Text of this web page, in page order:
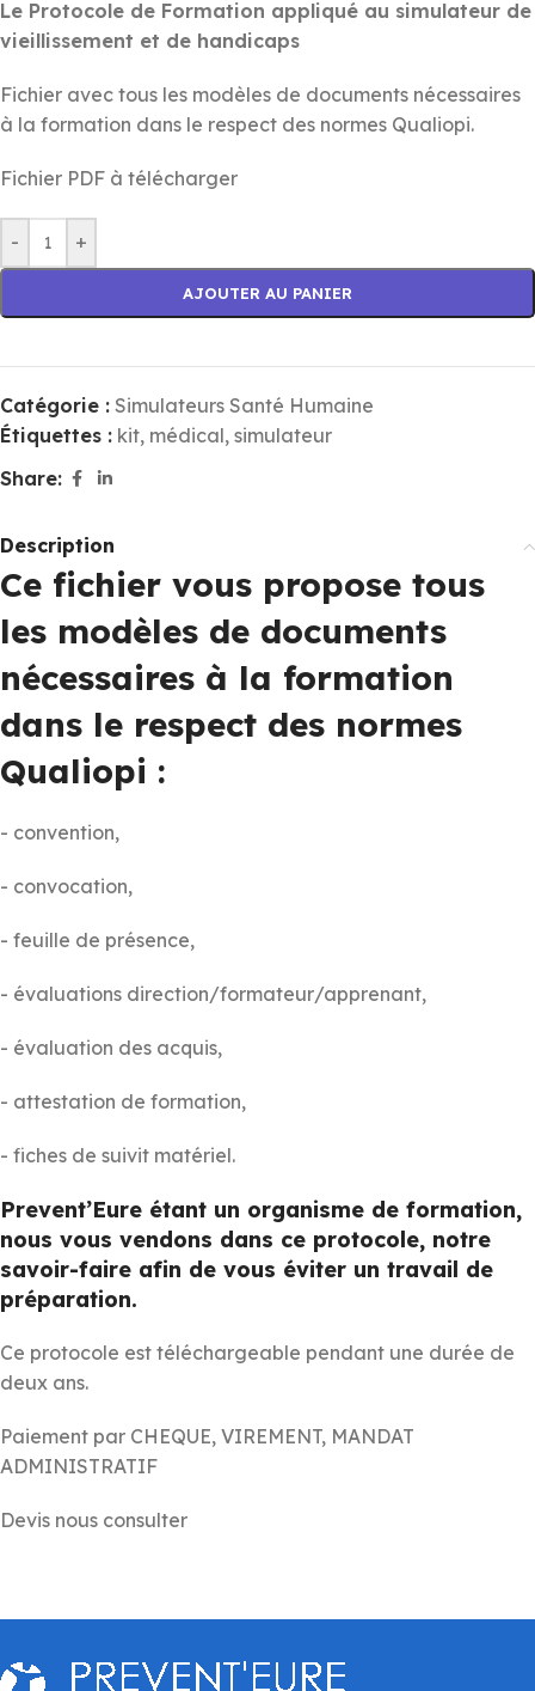
Le Protocole de Formation appliqué au simulateur de
vieillissement et de handicaps
Fichier avec tous les modèles de documents nécessaires
à la formation dans le respect des normes Qualiopi.
Fichier PDF à télécharger
- +
AJOUTER AU PANIER
Catégorie : Simulateurs Santé Humaine
Étiquettes : kit, médical, simulateur
Share:
Description
Ce fichier vous propose tous
les modèles de documents
nécessaires à la formation
dans le respect des normes
Qualiopi :
- convention,
- convocation,
- feuille de présence,
- évaluations direction/formateur/apprenant,
- évaluation des acquis,
- attestation de formation,
- fiches de suivit matériel.
Prevent’Eure étant un organisme de formation,
nous vous vendons dans ce protocole, notre
savoir-faire afin de vous éviter un travail de
préparation.
Ce protocole est téléchargeable pendant une durée de
deux ans.
Paiement par CHEQUE, VIREMENT, MANDAT
ADMINISTRATIF
Devis nous consulter